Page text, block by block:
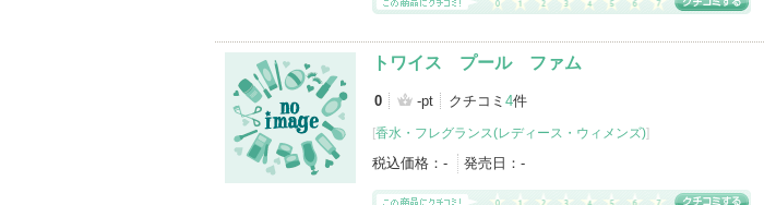
トワイス プール ファム
0 -pt クチコミ 4件
[香水・フレグランス(レディース・ウィメンズ)]
税込価格： - 発売日： -